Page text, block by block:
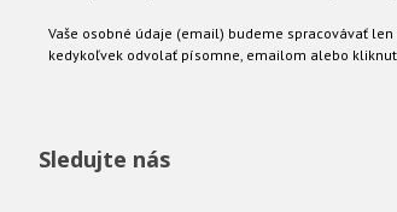
Vaše osobné údaje (email) budeme spracovávať
kedykoľvek odvolať písomne, emailom alebo
Sledujte nás